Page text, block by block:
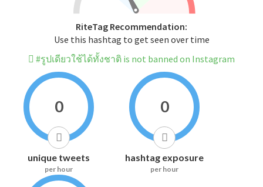
RiteTag Recommendation:
Use this hashtag to get seen over time
#รูปเดียวใช้ได้ทั้งชาติ is not banned on Instagram
0
unique tweets
per hour
0
hashtag exposure
per hour